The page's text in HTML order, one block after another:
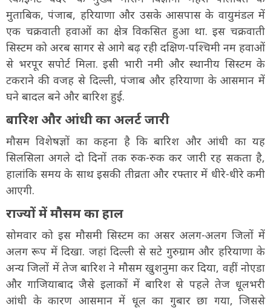
मुताबिक, पंजाब, हरियाणा और उसके आसपास के वायुमंडल में
एक चक्रवाती हवाओं का क्षेत्र विकसित हुआ था. इस चक्रवाती
सिस्टम को अरब सागर से आगे बढ़ रही दक्षिण-पश्चिमी नम हवाओं
से भरपूर सपोर्ट मिला. इसी भारी नमी और स्थानीय सिस्टम के
टकराने की वजह से दिल्ली, पंजाब और हरियाणा के आसमान में
घने बादल बने और बारिश हुई.
बारिश और आंधी का अलर्ट जारी
मौसम विशेषज्ञों का कहना है कि बारिश और आंधी का यह
सिलसिला अगले दो दिनों तक रुक-रुक कर जारी रह सकता है,
हालांकि समय के साथ इसकी तीव्रता और रफ्तार में धीरे-धीरे कमी
आएगी.
राज्यों में मौसम का हाल
सोमवार को इस मौसमी सिस्टम का असर अलग-अलग जिलों में
अलग रूप में दिखा. जहां दिल्ली से सटे गुरुग्राम और हरियाणा के
अन्य जिलों में तेज बारिश ने मौसम खुशनुमा कर दिया, वहीं नोएडा
और गाजियाबाद जैसे इलाकों में बारिश से पहले तेज धूलभरी
आंधी के कारण आसमान में धूल का गुबार छा गया, जिससे